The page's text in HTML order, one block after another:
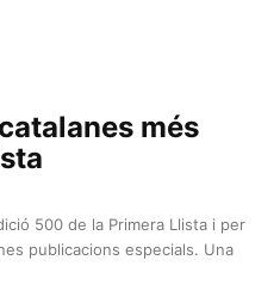
més
500 de la Primera Llista i per
publicacions especials. Una